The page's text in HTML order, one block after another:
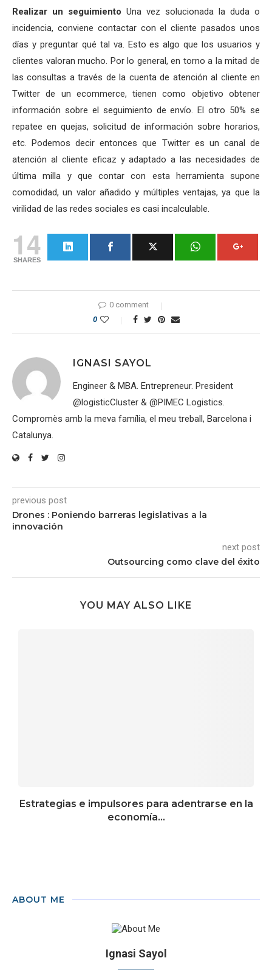
Realizar un seguimiento Una vez solucionada la duda o
incidencia, conviene contactar con el cliente pasados unos
días y preguntar qué tal va. Esto es algo que los usuarios y
clientes valoran mucho. Por lo general, en torno a la mitad de
las consultas a través de la cuenta de atención al cliente en
Twitter de un ecommerce, tienen como objetivo obtener
información sobre el seguimiento de envío. El otro 50% se
repatee en quejas, solicitud de información sobre horarios,
etc. Podemos decir entonces que Twitter es un canal de
atención al cliente eficaz y adaptado a las necesidades de
última milla y que contar con esta herramienta supone
comodidad, un valor añadido y múltiples ventajas, ya que la
virilidad de las redes sociales es casi incalculable.
14
SHARES
0 comment
0
IGNASI SAYOL
Engineer & MBA. Entrepreneur. President
@logisticCluster & @PIMEC Logistics.
Compromès amb la meva família, el meu treball, Barcelona i
Catalunya.
previous post
Drones : Poniendo barreras legislativas a la
innovación
next post
Outsourcing como clave del éxito
YOU MAY ALSO LIKE
Estrategias e impulsores para adentrarse en la
economía...
ABOUT ME
Ignasi Sayol